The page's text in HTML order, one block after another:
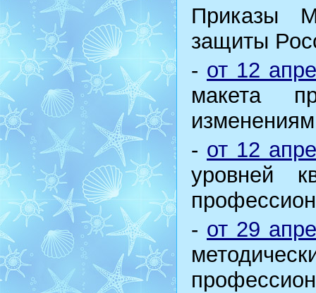
Приказы
защиты
- от 12
макета
- от 12
уровней
- от 29